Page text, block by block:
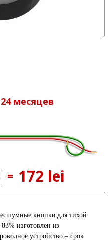
месяцев
= 172 lei
кнопки для тихой
изготовлен из
устройство – срок